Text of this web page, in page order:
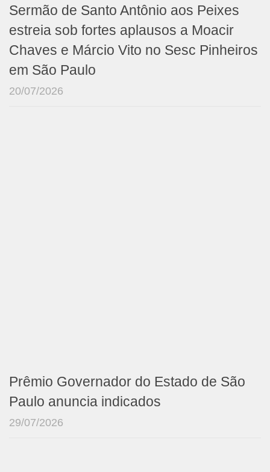
Sermão de Santo Antônio aos Peixes
estreia sob fortes aplausos a Moacir
Chaves e Márcio Vito no Sesc Pinheiros
em São Paulo
20/07/2026
Prêmio Governador do Estado de São
Paulo anuncia indicados
29/07/2026